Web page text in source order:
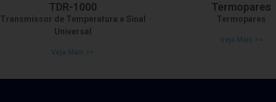
TDR-1000
Transmissor de Temperatura e Sinal
Universal
Veja Mais >>
Termopares
Termopares
Veja Mais >>